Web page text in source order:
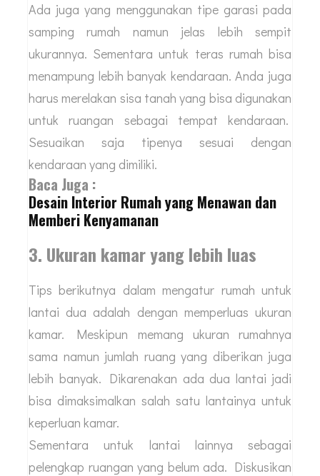
Ada juga yang menggunakan tipe garasi pada
samping rumah namun jelas lebih sempit
ukurannya. Sementara untuk teras rumah bisa
menampung lebih banyak kendaraan. Anda juga
harus merelakan sisa tanah yang bisa digunakan
untuk ruangan sebagai tempat kendaraan.
Sesuaikan saja tipenya sesuai dengan
kendaraan yang dimiliki.
Baca Juga :
Desain Interior Rumah yang Menawan dan
Memberi Kenyamanan
3. Ukuran kamar yang lebih luas
Tips berikutnya dalam mengatur rumah untuk
lantai dua adalah dengan memperluas ukuran
kamar. Meskipun memang ukuran rumahnya
sama namun jumlah ruang yang diberikan juga
lebih banyak. Dikarenakan ada dua lantai jadi
bisa dimaksimalkan salah satu lantainya untuk
keperluan kamar.
Sementara untuk lantai lainnya sebagai
pelengkap ruangan yang belum ada. Diskusikan